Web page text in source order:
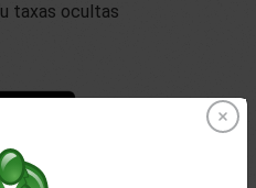
taxas ocultas